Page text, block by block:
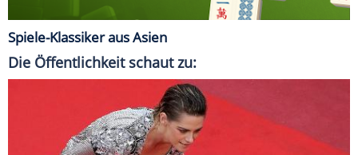
Spiele-Klassiker aus Asien
Die Öffentlichkeit schaut zu: